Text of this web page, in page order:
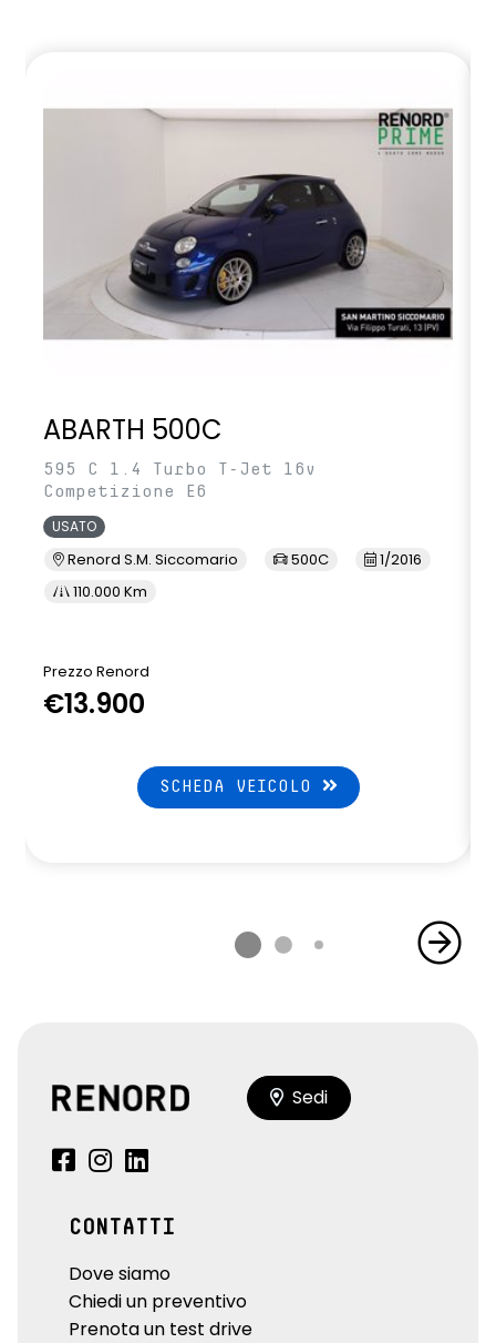
ABARTH 500C
595 C 1.4 Turbo T-Jet 16v
Competizione E6
USATO
Renord S.M. Siccomario 500C
1/2016
110.000 Km
Prezzo Renord
€13.900
SCHEDA VEICOLO
Sedi
CONTATTI
Dove siamo
Chiedi un preventivo
Prenota un test drive